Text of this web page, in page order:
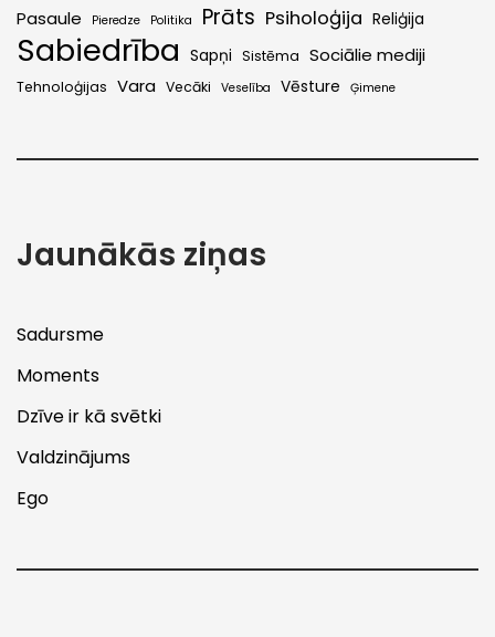
Pasaule Pieredze Politika Prāts Psiholoģija Reliģija
Sabiedrība Sapņi Sistēma Sociālie mediji
Tehnoloģijas Vara Vecāki Veselība Vēsture Ģimene
Jaunākās ziņas
Sadursme
Moments
Dzīve ir kā svētki
Valdzinājums
Ego